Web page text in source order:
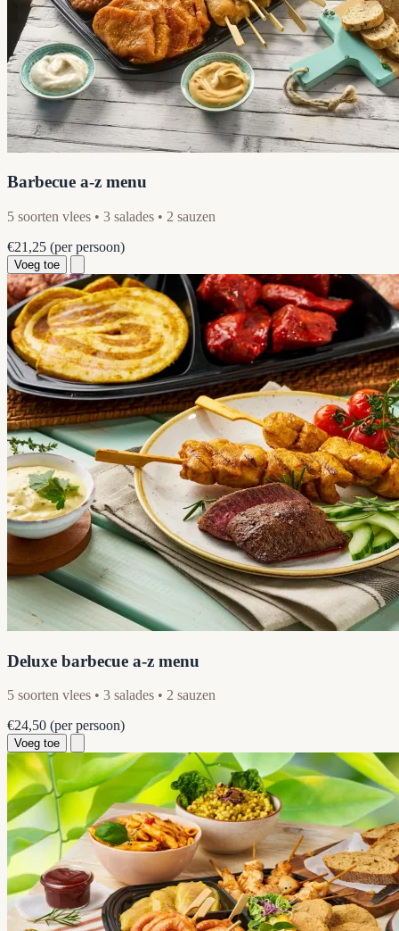
Barbecue a-z menu
5 soorten vlees • 3 salades • 2 sauzen
€21,25 (per persoon)
Voeg toe
Deluxe barbecue a-z menu
5 soorten vlees • 3 salades • 2 sauzen
€24,50 (per persoon)
Voeg toe